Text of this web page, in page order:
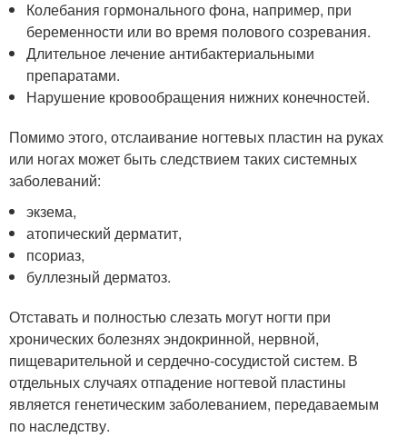
Колебания гормонального фона, например, при
беременности или во время полового созревания.
Длительное лечение антибактериальными
препаратами.
Нарушение кровообращения нижних конечностей.
Помимо этого, отслаивание ногтевых пластин на руках
или ногах может быть следствием таких системных
заболеваний:
экзема,
атопический дерматит,
псориаз,
буллезный дерматоз.
Отставать и полностью слезать могут ногти при
хронических болезнях эндокринной, нервной,
пищеварительной и сердечно-сосудистой систем. В
отдельных случаях отпадение ногтевой пластины
является генетическим заболеванием, передаваемым
по наследству.